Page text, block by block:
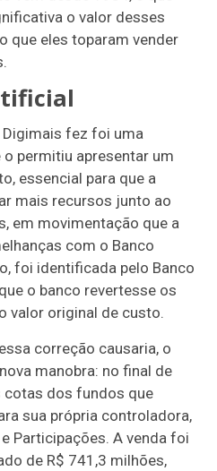
o valor desses
que eles toparam vender
Digimais fez foi uma
permitiu apresentar um
essencial para que a
mais recursos junto ao
em movimentação que a
com o Banco
foi identificada pelo Banco
o banco revertesse os
valor original de custo.
correção causaria, o
manobra: no final de
cotas dos fundos que
sua própria controladora,
Participações. A venda foi
de R$ 741,3 milhões,